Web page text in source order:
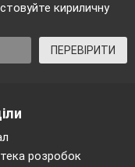
кириличну
ПЕРЕВІРИТИ
розробок